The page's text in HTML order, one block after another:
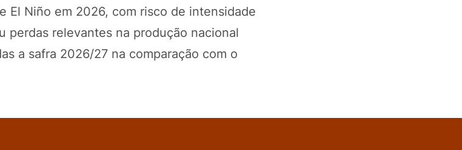
El Niño em 2026, com risco de intensidade
relevantes na produção nacional
a safra 2026/27 na comparação com o